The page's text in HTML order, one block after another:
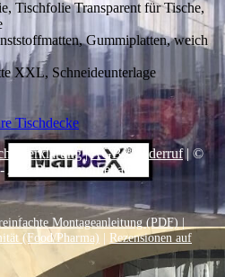
Tischfolie Transparent für Tische,
Gummiplatten, weich
XXL, Schneideunterlage
Tischdecke
|AGB / Widerruf| ©
Rechte vorbehalten.
Montageanleitung (PDF) |
(Food/Pharma) | Rezensionen auf